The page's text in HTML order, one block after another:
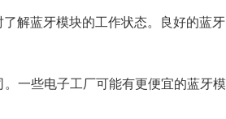
解蓝牙模块的工作状态。良好的蓝牙
一些电子工厂可能有更便宜的蓝牙模